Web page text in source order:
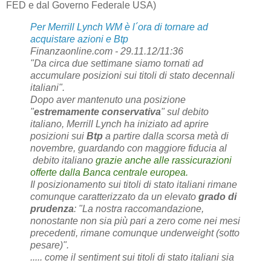
FED e dal Governo Federale USA)
Per Merrill Lynch WM è l´ora di tornare ad
acquistare azioni e Btp
Finanzaonline.com - 29.11.12/11:36
"Da circa due settimane siamo tornati ad
accumulare posizioni sui titoli di stato decennali
italiani".
Dopo aver mantenuto una posizione
"estremamente conservativa" sul debito
italiano, Merrill Lynch ha iniziato ad aprire
posizioni sui Btp a partire dalla scorsa metà di
novembre, guardando con maggiore fiducia al
debito italiano grazie anche alle rassicurazioni
offerte dalla Banca centrale europea.
Il posizionamento sui titoli di stato italiani rimane
comunque caratterizzato da un elevato grado di
prudenza: "La nostra raccomandazione,
nonostante non sia più pari a zero come nei mesi
precedenti, rimane comunque underweight (sotto
pesare)".
..... come il sentiment sui titoli di stato italiani sia